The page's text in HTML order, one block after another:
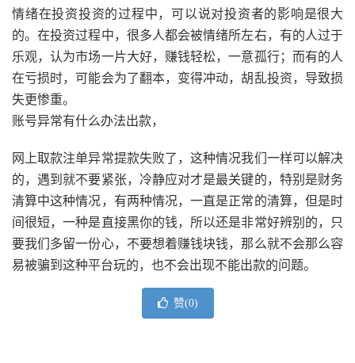
情绪在投资投资的过程中，可以说对投资者的影响是很大
的。在投资过程中，很多人都会被情绪所左右，有的人过于
乐观，认为市场一片大好，赚钱轻松，一意孤行；而有的人
在亏损时，可能会为了翻本，变得冲动，胡乱投资，导致损
失更惨重。
账号异常有什么办法出款，
网上取款注单异常提款失败了，这种情况我们一样可以解决
的，遇到就不要紧张，冷静应对才是最关键的，特别是财务
清算中这种情况，有两种情况，一直是正常的清算，但是时
间很短，一种是直接黑你的钱，所以还是非常好辨别的，只
要我们多留一份心，不要想着赚钱块钱，那么就不会那么容
易被骗到这种平台玩的，也不会出现不能出款的问题。
赞(0)